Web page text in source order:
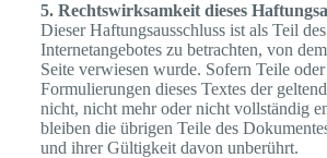
5. Rechtswirksamkeit dieses
Dieser Haftungsausschluss ist als Teil des
Internetangebotes zu betrachten, von
Seite verwiesen wurde. Sofern Teile
Formulierungen dieses Textes der
nicht, nicht mehr oder nicht vollständig
bleiben die übrigen Teile des
und ihrer Gültigkeit davon unberührt.